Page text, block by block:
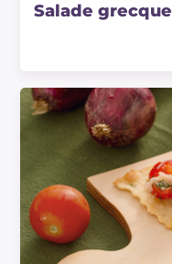
Salade grecque